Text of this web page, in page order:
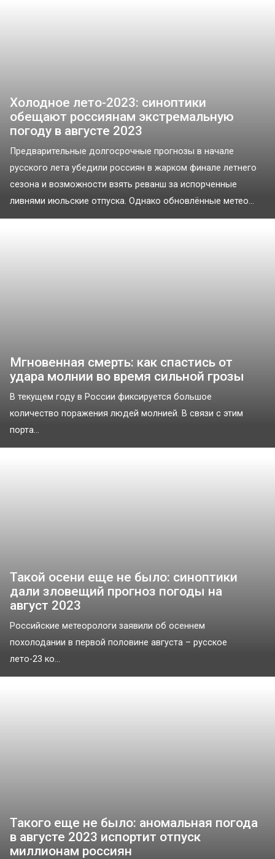
Холодное лето-2023: синоптики
обещают россиянам экстремальную
погоду в августе 2023
Предварительные долгосрочные прогнозы в начале
русского лета убедили россиян в жарком финале летнего
сезона и возможности взять реванш за испорченные
ливнями июльские отпуска. Однако обновлённые метео...
Мгновенная смерть: как спастись от
удара молнии во время сильной грозы
В текущем году в России фиксируется большое
количество поражения людей молнией. В связи с этим
порта...
Такой осени еще не было: синоптики
дали зловещий прогноз погоды на
август 2023
Российские метеорологи заявили об осеннем
похолодании в первой половине августа – русское
лето-23 ко...
Такого еще не было: аномальная погода
в августе 2023 испортит отпуск
миллионам россиян